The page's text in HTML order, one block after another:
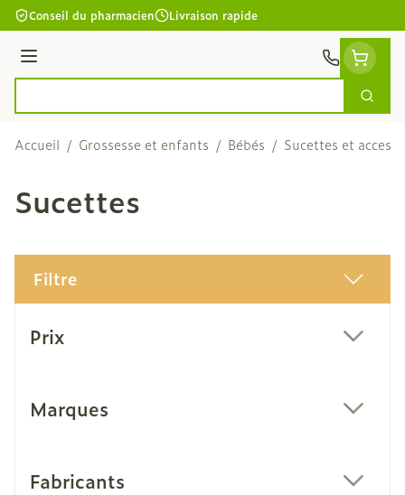
Aller au contenu
Conseil du pharmacien Livraison rapide
Menu
Accueil / Grossesse et enfants / Bébés / Sucettes et
Sucettes
Filtre
Prix
Marques
Fabricants